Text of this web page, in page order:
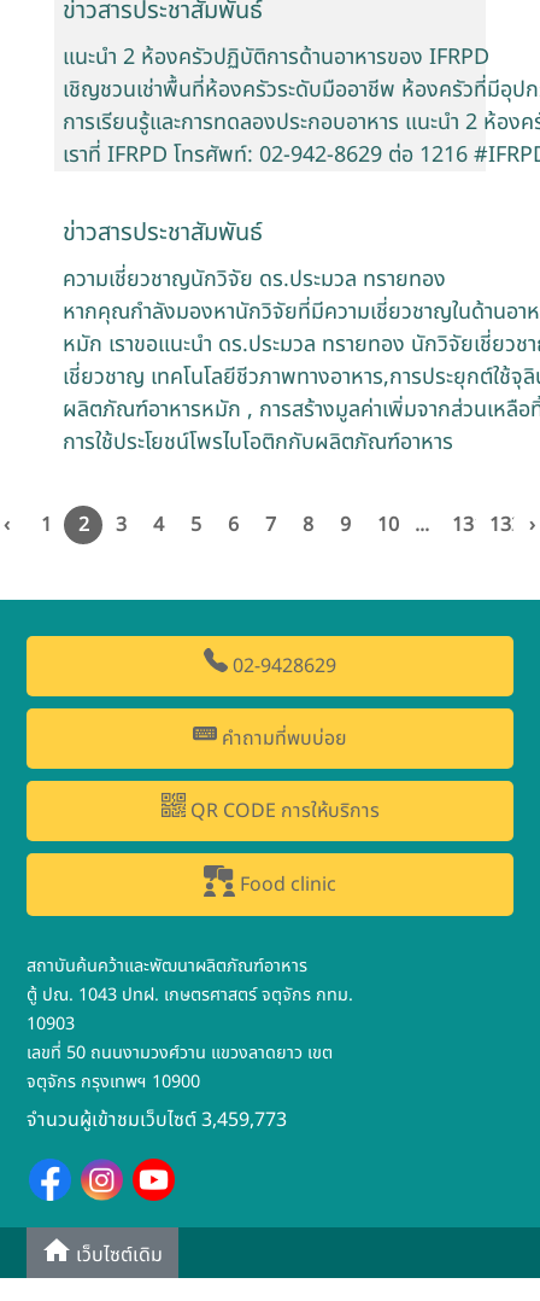
ข่าวสารประชาสัมพันธ์
แนะนำ 2 ห้องครัวปฏิบัติการด้านอาหารของ IFRPD
เชิญชวนเช่าพื้นที่ห้องครัวระดับมืออาชีพ ห้องครัวที่มีอุป
การเรียนรู้และการทดลองประกอบอาหาร แนะนำ 2 ห้อ
เราที่ IFRPD โทรศัพท์: 02-942-8629 ต่อ 1216
ข่าวสารประชาสัมพันธ์
ความเชี่ยวชาญนักวิจัย ดร.ประมวล ทรายทอง
หากคุณกำลังมองหานักวิจัยที่มีความเชี่ยวชาญในด้านอ
หมัก เราขอแนะนำ ดร.ประมวล ทรายทอง นักวิจัยเชี่ยว
เชี่ยวชาญ เทคโนโลยีชีวภาพทางอาหาร,การประยุกต์ใช้
ผลิตภัณฑ์อาหารหมัก , การสร้างมูลค่าเพิ่มจากส่วนเหลือ
การใช้ประโยชน์โพรไบโอติกกับผลิตภัณฑ์อาหาร
‹ 1 2 3 4 5 6 7 8 9 10 ... 131 132 ›
02-9428629
คำถามที่พบบ่อย
QR CODE การให้บริการ
Food clinic
สถาบันค้นคว้าและพัฒนาผลิตภัณฑ์อาหาร
ตู้ ปณ. 1043 ปทฝ. เกษตรศาสตร์ จตุจักร กทม.
10903
เลขที่ 50 ถนนงามวงศ์วาน แขวงลาดยาว เขต
จตุจักร กรุงเทพฯ 10900
จำนวนผู้เข้าชมเว็บไซต์ 3,459,773
เว็บไซต์เดิม